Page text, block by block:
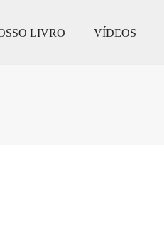
LIVRO VÍDEOS